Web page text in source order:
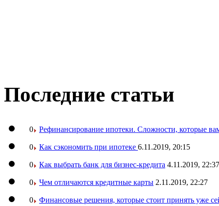
Последние статьи
0 Рефинансирование ипотеки. Сложности, которые
0 Как сэкономить при ипотеке 6.11.2019, 20:15
0 Как выбрать банк для бизнес-кредита 4.11.2019, 22:37
0 Чем отличаются кредитные карты 2.11.2019, 22:27
0 Финансовые решения, которые стоит принять уже